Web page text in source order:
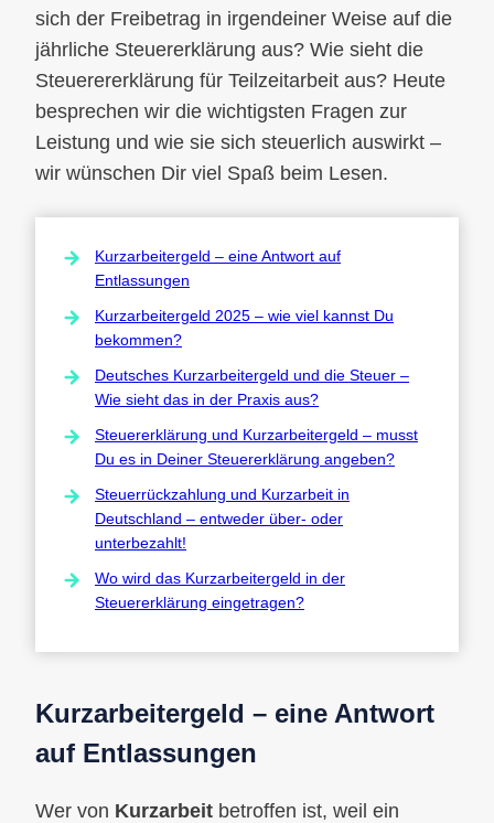
sich der Freibetrag in irgendeiner Weise auf die
jährliche Steuererklärung aus? Wie sieht die
Steuerererklärung für Teilzeitarbeit aus? Heute
besprechen wir die wichtigsten Fragen zur
Leistung und wie sie sich steuerlich auswirkt –
wir wünschen Dir viel Spaß beim Lesen.
Kurzarbeitergeld – eine Antwort auf
Entlassungen
Kurzarbeitergeld 2025 – wie viel kannst Du
bekommen?
Deutsches Kurzarbeitergeld und die Steuer –
Wie sieht das in der Praxis aus?
Steuererklärung und Kurzarbeitergeld – musst
Du es in Deiner Steuererklärung angeben?
Steuerrückzahlung und Kurzarbeit in
Deutschland – entweder über- oder
unterbezahlt!
Wo wird das Kurzarbeitergeld in der
Steuererklärung eingetragen?
Kurzarbeitergeld – eine Antwort
auf Entlassungen
Wer von Kurzarbeit betroffen ist, weil ein